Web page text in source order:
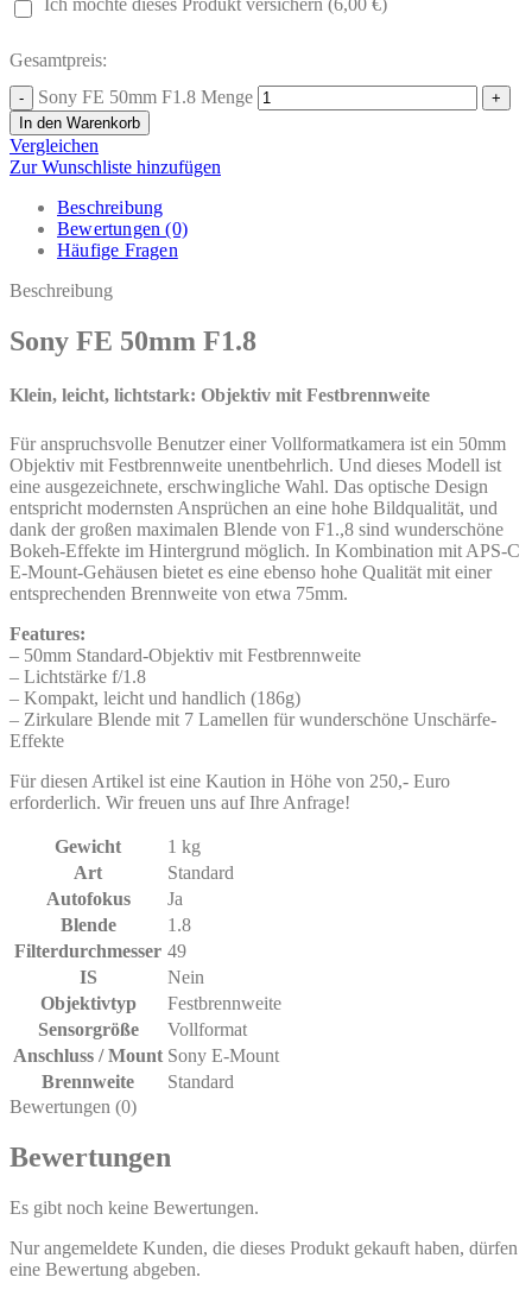
Gesamtpreis:
Sony FE 50mm F1.8 Menge
In den Warenkorb
Vergleichen
Zur Wunschliste hinzufügen
Beschreibung
Bewertungen (0)
Häufige Fragen
Beschreibung
Sony FE 50mm F1.8
Klein, leicht, lichtstark: Objektiv mit Festbrennweite
Für anspruchsvolle Benutzer einer Vollformatkamera ist ein 50mm
Objektiv mit Festbrennweite unentbehrlich. Und dieses Modell ist
eine ausgezeichnete, erschwingliche Wahl. Das optische Design
entspricht modernsten Ansprüchen an eine hohe Bildqualität, und
dank der großen maximalen Blende von F1.,8 sind wunderschöne
Bokeh-Effekte im Hintergrund möglich. In Kombination mit APS-C
E-Mount-Gehäusen bietet es eine ebenso hohe Qualität mit einer
entsprechenden Brennweite von etwa 75mm.
Features:
– 50mm Standard-Objektiv mit Festbrennweite
– Lichtstärke f/1.8
– Kompakt, leicht und handlich (186g)
– Zirkulare Blende mit 7 Lamellen für wunderschöne Unschärfe-
Effekte
Für diesen Artikel ist eine Kaution in Höhe von 250,- Euro
erforderlich. Wir freuen uns auf Ihre Anfrage!
Gewicht
1 kg
Art
Standard
Autofokus
Ja
Blende
1.8
Filterdurchmesser 49
IS
Nein
Objektivtyp
Festbrennweite
Sensorgröße
Vollformat
Anschluss / Mount Sony E-Mount
Brennweite
Standard
Bewertungen (0)
Bewertungen
Es gibt noch keine Bewertungen.
Nur angemeldete Kunden, die dieses Produkt gekauft haben, dürfen
eine Bewertung abgeben.